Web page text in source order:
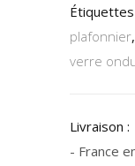
Étiquettes
plafonnier,
verre
Livraison :
- France